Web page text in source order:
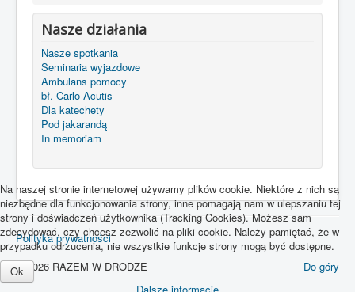
Nasze działania
Nasze spotkania
Seminaria wyjazdowe
Ambulans pomocy
bł. Carlo Acutis
Dla katechety
Pod jakarandą
In memoriam
Polityka prywatności
Do góry
© 2026 RAZEM W DRODZE
Na naszej stronie internetowej używamy plików cookie. Niektóre z nich są
niezbędne dla funkcjonowania strony, inne pomagają nam w ulepszaniu tej
strony i doświadczeń użytkownika (Tracking Cookies). Możesz sam
zdecydować, czy chcesz zezwolić na pliki cookie. Należy pamiętać, że w
przypadku odrzucenia, nie wszystkie funkcje strony mogą być dostępne.
Ok